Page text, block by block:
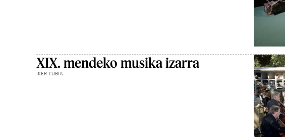
XIX. mendeko musika izarra
IKER TUBIA